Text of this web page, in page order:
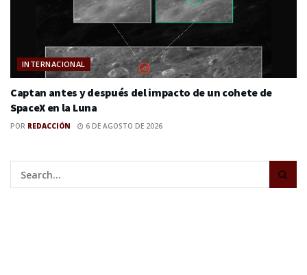
INTERNACIONAL
Captan antes y después del impacto de un cohete de
SpaceX en la Luna
POR REDACCIÓN 6 DE AGOSTO DE 2026